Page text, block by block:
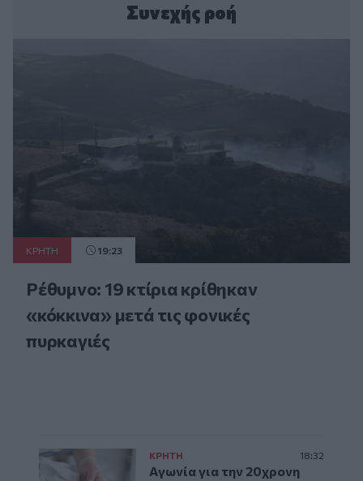
Συνεχής ροή
ΚΡΗΤΗ 19:23
Ρέθυμνο: 19 κτίρια κρίθηκαν
«κόκκινα» μετά τις φονικές
πυρκαγιές
ΚΡΗΤΗ 18:32
Αγωνία για την 20χρονη